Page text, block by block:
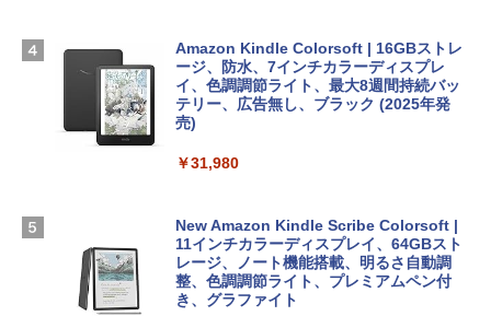
【Amazon.co.jp限定】 HP ノートパソコ
ン 15-fd 15.6インチ 16GBメモリ 512GB
SSD インテル Core 5
￥129,800
FMV ノートパソコン WE1-K3 (MS 365 P
ersonal/Copilotキー搭載/Win 11/15.6型/
Core i5/16GB/SSD 512GB/ホワイト) FM
VWK3E15W_AZ
ows11、10/mac対応|PC2台
￥39,582
ト): Java & Bedrock Edition | オンライ
￥3,600
￥480
FM TOWNS ハイパー・カタログ: 本体ハ
ェクトリストと最新エミュレータ紹介
Amazon Kindle Colorsoft | 16GBストレ
ージ、防水、7インチカラーディスプレ
イ、色調調節ライト、最大8週間持続バッ
テリー、広告無し、ブラック (2025年発
売)
￥31,980
New Amazon Kindle Scribe Colorsoft |
11インチカラーディスプレイ、64GBスト
レージ、ノート機能搭載、明るさ自動調
整、色調調節ライト、プレミアムペン付
き、グラファイト